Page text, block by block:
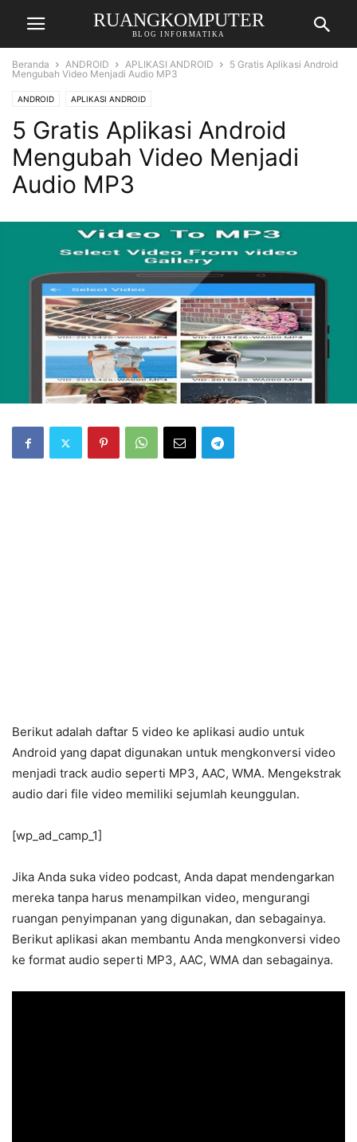
RUANGKOMPUTER
BLOG INFORMATIKA
Beranda ANDROID APLIKASI ANDROID
5 Gratis Aplikasi Android
Mengubah Video Menjadi Audio MP3
ANDROID APLIKASI ANDROID
5 Gratis Aplikasi Android
Mengubah Video Menjadi
Audio MP3
Berikut adalah daftar 5 video ke aplikasi audio untuk
Android yang dapat digunakan untuk mengkonversi video
menjadi track audio seperti MP3, AAC, WMA. Mengekstrak
audio dari file video memiliki sejumlah keunggulan.
[wp_ad_camp_1]
Jika Anda suka video podcast, Anda dapat mendengarkan
mereka tanpa harus menampilkan video, mengurangi
ruangan penyimpanan yang digunakan, dan sebagainya.
Berikut aplikasi akan membantu Anda mengkonversi video
ke format audio seperti MP3, AAC, WMA dan sebagainya.